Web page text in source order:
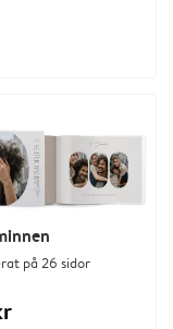
på 26 sidor